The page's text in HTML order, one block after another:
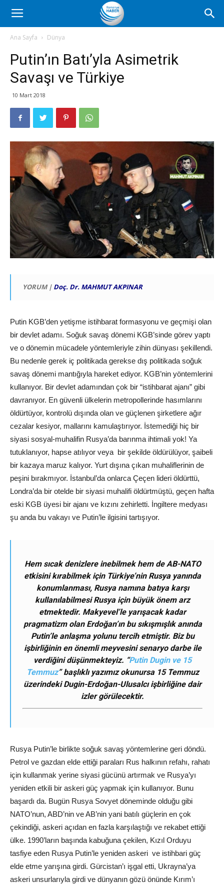
Romanya
Haber
Ana Sayfa Dünya
Putin’ın Batı’yla Asimetrik
Savaşı ve Türkiye
10 Mart 2018
YORUM | Doç. Dr. MAHMUT AKPINAR
Putin KGB’den yetişme istihbarat formasyonu ve geçmişi olan
bir devlet adamı. Soğuk savaş dönemi KGB’sinde görev yaptı
ve o dönemin mücadele yöntemleriyle zihin dünyası şekillendi.
Bu nedenle gerek iç politikada gerekse dış politikada soğuk
savaş dönemi mantığıyla hareket ediyor. KGB’nin yöntemlerini
kullanıyor. Bir devlet adamından çok bir “istihbarat ajanı” gibi
davranıyor. En güvenli ülkelerin metropollerinde hasımlarını
öldürtüyor, kontrolü dışında olan ve güçlenen şirketlere ağır
cezalar kesiyor, mallarını kamulaştırıyor. İstemediği hiç bir
siyasi sosyal-muhalifin Rusya’da barınma ihtimali yok! Ya
tutuklanıyor, hapse atılıyor veya bir şekilde öldürülüyor, şaibeli
bir kazaya maruz kalıyor. Yurt dışına çıkan muhaliflerinin de
peşini bırakmıyor. İstanbul’da onlarca Çeçen lideri öldürttü,
Londra’da bir otelde bir siyasi muhalifi öldürtmüştü, geçen hafta
eski KGB üyesi bir ajanı ve kızını zehirletti. İngiltere medyası
şu anda bu vakayı ve Putin’le ilgisini tartışıyor.
Hem sıcak denizlere inebilmek hem de AB-NATO
etkisini kırabilmek için Türkiye’nin Rusya yanında
konumlanması, Rusya namına batıya karşı
kullanılabilmesi Rusya için büyük önem arz
etmektedir. Makyevel’le yarışacak kadar
pragmatizm olan Erdoğan’ın bu sıkışmışlık anında
Putin’le anlaşma yolunu tercih etmiştir. Biz bu
işbirliğinin en önemli meyvesini senaryo darbe ile
verdiğini düşünmekteyiz. “Putin Dugin ve 15
Temmuz” başlıklı yazımız okunursa 15 Temmuz
üzerindeki Dugin-Erdoğan-Ulusalcı işbirliğine dair
izler görülecektir.
Rusya Putin’le birlikte soğuk savaş yöntemlerine geri döndü.
Petrol ve gazdan elde ettiği paraları Rus halkının refahı, rahatı
için kullanmak yerine siyasi gücünü artırmak ve Rusya’yı
yeniden etkili bir askeri güç yapmak için kullanıyor. Bunu
başardı da. Bugün Rusya Sovyet döneminde olduğu gibi
NATO’nun, ABD’nin ve AB’nin yani batılı güçlerin en çok
çekindiği, askeri açıdan en fazla karşılaştığı ve rekabet ettiği
ülke. 1990’ların başında kabuğuna çekilen, Kızıl Orduyu
tasfiye eden Rusya Putin’le yeniden askeri ve istihbari güç
elde etme yarışına girdi. Gürcistan’ı işgal etti, Ukrayna’ya
askeri unsurlarıyla girdi ve dünyanın gözü önünde Kırım’ı